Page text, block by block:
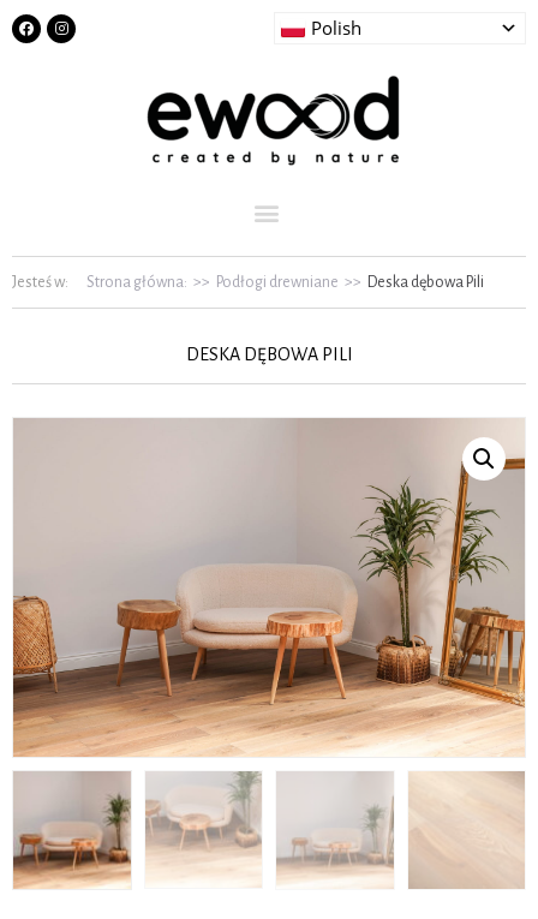
Polish
Jesteś w: Strona główna: >> Podłogi drewniane >> Deska dębowa Pili
DESKA DĘBOWA PILI